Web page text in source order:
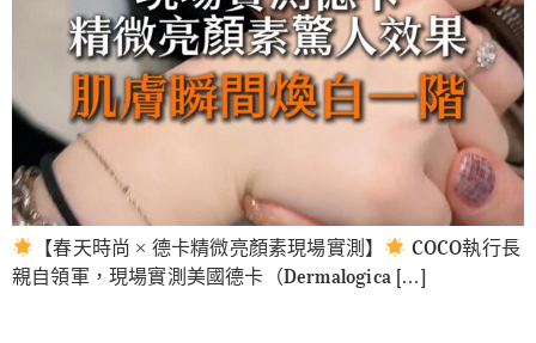
【春天時尚 × 德卡精微亮顏素現場實測】
COCO執行長
親自領軍，現場實測美國德卡（Dermalogica […]